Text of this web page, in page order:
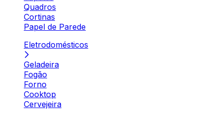
Quadros
Cortinas
Papel de Parede
Eletrodomésticos
Geladeira
Fogão
Forno
Cooktop
Cervejeira